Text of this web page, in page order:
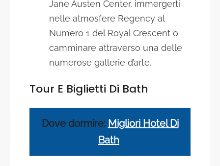
Jane Austen Center, immergerti
nelle atmosfere Regency al
Numero 1 del Royal Crescent o
camminare attraverso una delle
numerose gallerie d’arte.
Tour E Biglietti Di Bath
Dove dormire: Migliori Hotel Di
Bath